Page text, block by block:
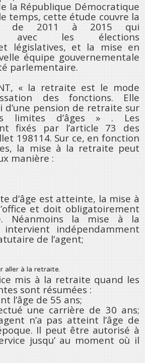
la République Démocratique
temps, cette étude couvre la
de 2011 à 2015 qui
avec les élections
législatives, et la mise en
équipe gouvernementale
parlementaire.
« la retraite est le mode
des fonctions. Elle
d’une pension de retraite sur
limites d’âges » . Les
fixés par l’article 73 des
198114. Sur ce, en fonction
la mise à la retraite peut
manière :
d’âge est atteinte, la mise à
et doit obligatoirement
Néanmoins la mise à la
intervient indépendamment
de l’agent;
aller à la retraite.
mis à la retraite quand les
sont résumées :
l’âge de 55 ans;
une carrière de 30 ans;
n’a pas atteint l’âge de
Il peut être autorisé à
jusqu’ au moment où il